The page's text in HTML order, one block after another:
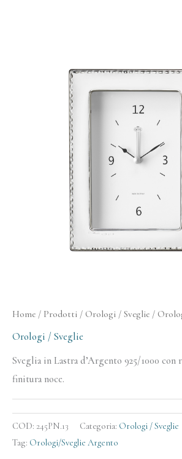
Home / Prodotti / Orologi / Sveglie /
Orologi / Sveglie
Sveglia in Lastra d’Argento 925/1000
finitura noce.
COD: 245PN.13 Categoria: Orologi / Sveglie
Tag: Orologi/Sveglie Argento